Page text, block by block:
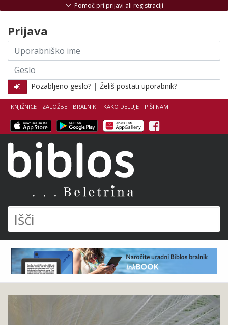
Išči
KNJIŽNICE ZALOŽBE BRALNIKI KAKO DELUJE PIŠI NAM
Facebook
Pomoč pri prijavi ali registraciji
Prijava
Uporabniško
ime
Geslo
Pozabljeno geslo? | Želiš postati uporabnik?
Sašo
Dolenc
Pokukaj